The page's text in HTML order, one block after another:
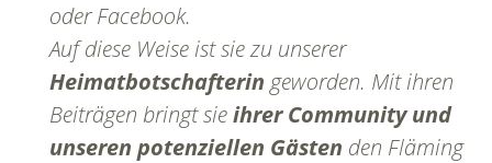
oder Facebook.
Auf diese Weise ist sie zu unserer
Heimatbotschafterin geworden. Mit ihren
Beiträgen bringt sieihrer Community und
unseren potenziellen Gästen den Fläming